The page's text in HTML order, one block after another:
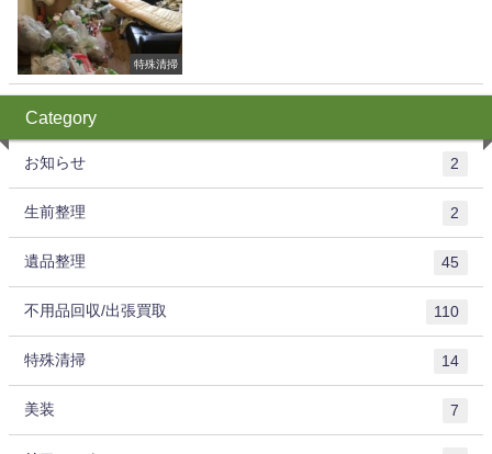
特殊清掃
Category
お知らせ 2
生前整理 2
遺品整理 45
不用品回収/出張買取 110
特殊清掃 14
美装 7